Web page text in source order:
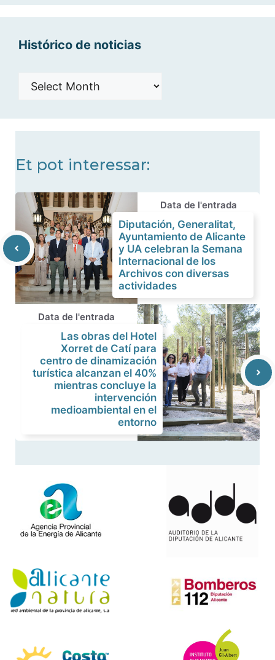
Histórico de noticias
Histórico
Et pot interessar:
Data de l'entrada
Diputación, Generalitat,
Ayuntamiento de Alicante
y UA celebran la Semana
Internacional de los
Archivos con diversas
actividades
Data de l'entrada
Las obras del Hotel
Xorret de Catí para
centro de dinamización
turística alcanzan el 40%
mientras concluye la
intervención
medioambiental en el
entorno